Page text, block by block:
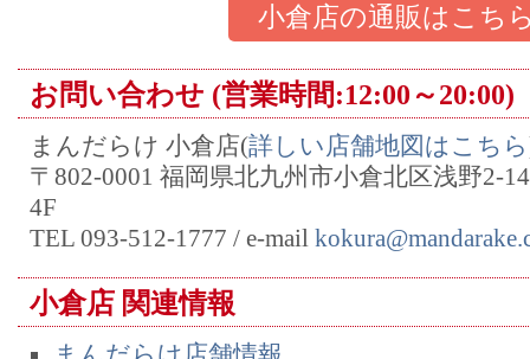
小倉店の通販はこち
お問い合わせ (営業時間:12:00～20:00)
まんだらけ 小倉店(詳しい店舗地図はこちら
〒802-0001 福岡県北九州市小倉北区浅野2-
4F
TEL 093-512-1777 / e-mail
小倉店 関連情報